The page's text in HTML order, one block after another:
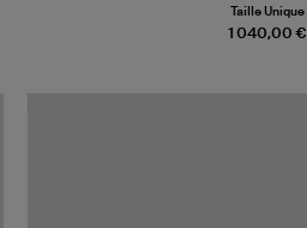
1 040,00 €
Taille Unique